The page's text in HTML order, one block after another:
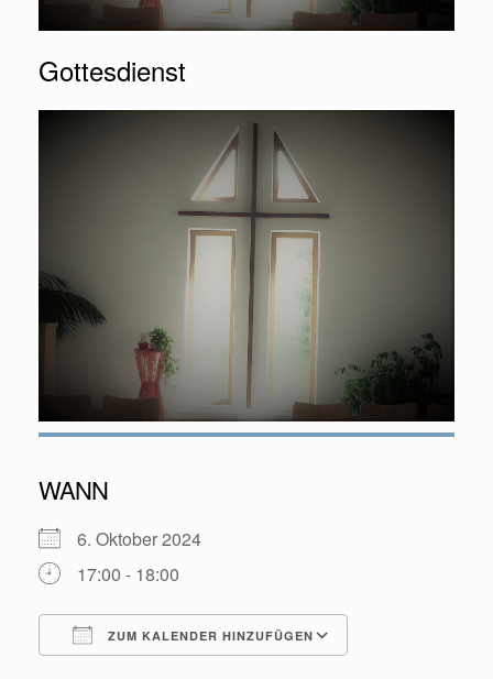
Gottesdienst
WANN
6. Oktober 2024
17:00 - 18:00
ZUM KALENDER HINZUFÜGEN